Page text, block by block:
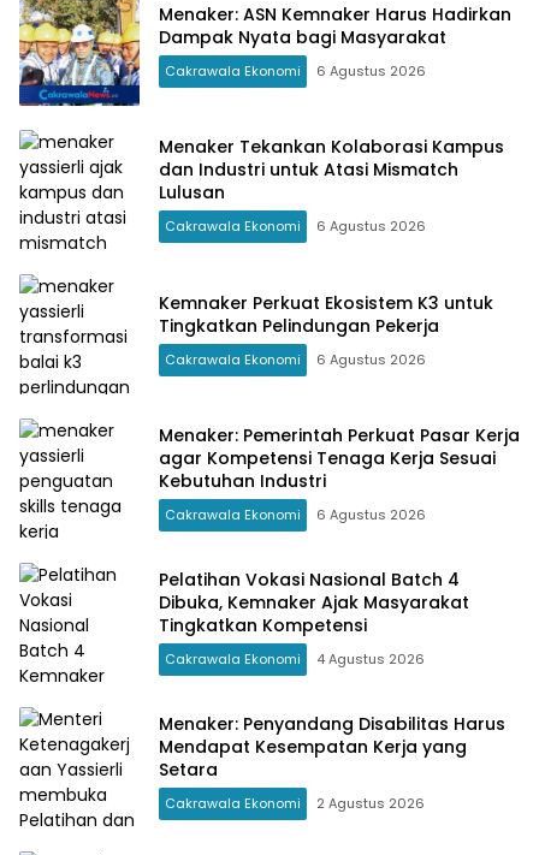
Menaker: ASN Kemnaker Harus Hadirkan
Dampak Nyata bagi Masyarakat
Cakrawala Ekonomi 6 Agustus 2026
Menaker Tekankan Kolaborasi Kampus
dan Industri untuk Atasi Mismatch
Lulusan
Cakrawala Ekonomi 6 Agustus 2026
Kemnaker Perkuat Ekosistem K3 untuk
Tingkatkan Pelindungan Pekerja
Cakrawala Ekonomi 6 Agustus 2026
Menaker: Pemerintah Perkuat Pasar Kerja
agar Kompetensi Tenaga Kerja Sesuai
Kebutuhan Industri
Cakrawala Ekonomi 6 Agustus 2026
Pelatihan Vokasi Nasional Batch 4
Dibuka, Kemnaker Ajak Masyarakat
Tingkatkan Kompetensi
Cakrawala Ekonomi 4 Agustus 2026
Menaker: Penyandang Disabilitas Harus
Mendapat Kesempatan Kerja yang
Setara
Cakrawala Ekonomi 2 Agustus 2026